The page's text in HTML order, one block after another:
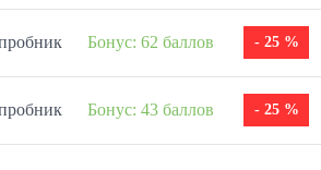
Бонус: 62 баллов - 25 %
Бонус: 43 баллов - 25 %